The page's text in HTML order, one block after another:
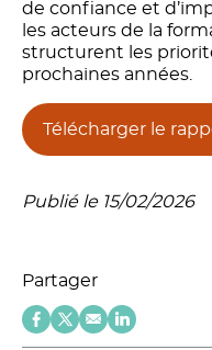
de confiance et
les acteurs de la
structurent les
prochaines années.
Télécharger le
Publié le 15/02/2026
Partager